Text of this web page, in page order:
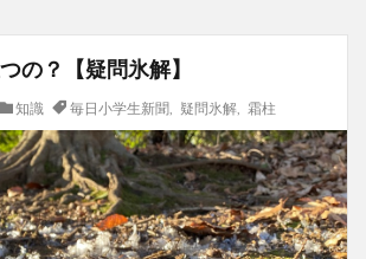
の？【疑問氷解】
知識 毎日小学生新聞 疑問氷解 霜柱